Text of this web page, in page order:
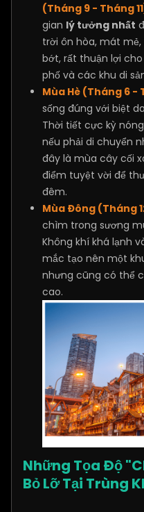
(Tháng 9 - Tháng
gian lý tưởng nhất
trời ôn hòa, mát
bớt, rất thuận lợi
phố và các khu di
Mùa Hè (Tháng 6 -
sống đúng với biệt
Thời tiết cực kỳ
nếu phải di chuyển
đây là mùa cây cối
điểm tuyệt vời để
đêm.
Mùa Đông (Tháng
chìm trong sương
Không khí khá lạnh
mắc tạo nên một
nhưng cũng có thể
cao.
Những Tọa Độ
Bỏ Lỡ Tại Trùng